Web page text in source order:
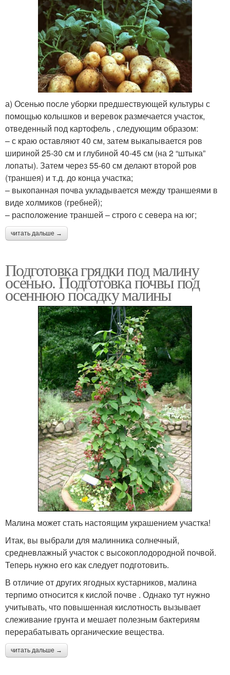
а) Осенью после уборки предшествующей культуры с
помощью колышков и веревок размечается участок,
отведенный под картофель , следующим образом:
– с краю оставляют 40 см, затем выкапывается ров
шириной 25-30 см и глубиной 40-45 см (на 2 “штыка”
лопаты). Затем через 55-60 см делают второй ров
(траншея) и т.д. до конца участка;
– выкопанная почва укладывается между траншеями в
виде холмиков (гребней);
– расположение траншей – строго с севера на юг;
читать дальше →
Подготовка грядки под малину
осенью. Подготовка почвы под
осеннюю посадку малины
Малина может стать настоящим украшением участка!
Итак, вы выбрали для малинника солнечный,
средневлажный участок с высокоплодородной почвой.
Теперь нужно его как следует подготовить.
В отличие от других ягодных кустарников, малина
терпимо относится к кислой почве . Однако тут нужно
учитывать, что повышенная кислотность вызывает
слеживание грунта и мешает полезным бактериям
перерабатывать органические вещества.
читать дальше →